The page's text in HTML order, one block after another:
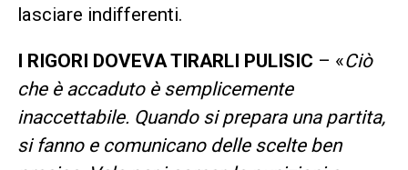
lasciare indifferenti.
I RIGORI DOVEVA TIRARLI PULISIC – «Ciò
che è accaduto è semplicemente
inaccettabile. Quando si prepara una partita,
si fanno e comunicano delle scelte ben